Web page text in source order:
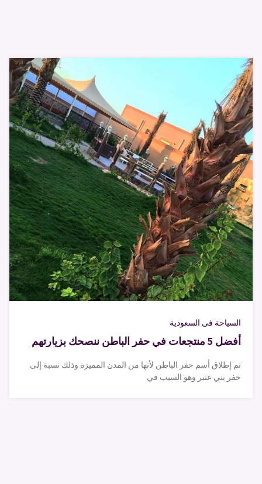
السياحة فى السعودية
أفضل 5 منتجعات في حفر الباطن ننصحك بزيارتهم
تم إطلاق أسم حفر الباطن لأنها من المدن المميزة وذلك نسبة إلى
حفر بني عنبر وهو السبب في